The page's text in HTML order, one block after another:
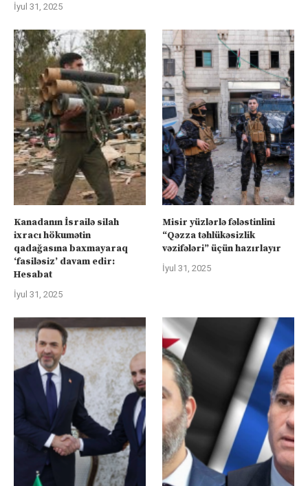
İyul 31, 2025
Kanadanın İsrailə silah
ixracı hökumətin
qadağasına baxmayaraq
‘fasiləsiz’ davam edir:
Hesabat
İyul 31, 2025
Misir yüzlərlə fələstinlini
“Qəzza təhlükəsizlik
vəzifələri” üçün hazırlayır
İyul 31, 2025